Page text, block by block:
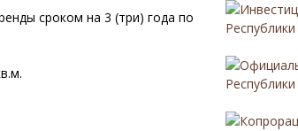
сроком на 3 (три) года по